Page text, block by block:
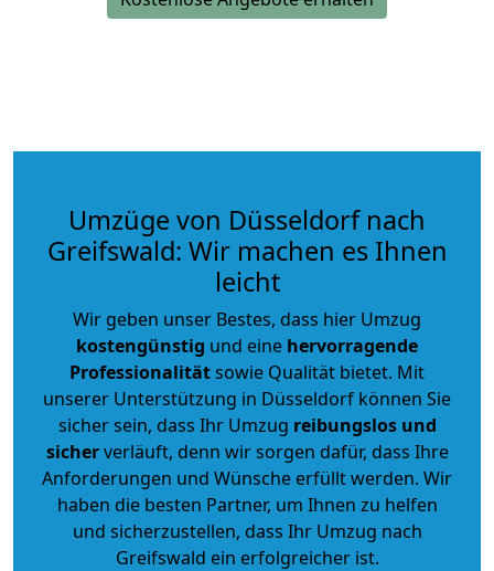
Umzüge von Düsseldorf nach
Greifswald: Wir machen es Ihnen
leicht
Wir geben unser Bestes, dass hier Umzug
kostengünstig und eine hervorragende
Professionalitätsowie Qualität bietet. Mit
unserer Unterstützung in Düsseldorf können Sie
sicher sein, dass Ihr Umzug reibungslos und
sicherverläuft, denn wir sorgen dafür, dass Ihre
Anforderungen und Wünsche erfüllt werden. Wir
haben die besten Partner, um Ihnen zu helfen
und sicherzustellen, dass Ihr Umzug nach
Greifswald ein erfolgreicher ist.